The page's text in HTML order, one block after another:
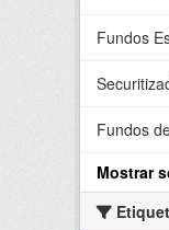
Fundos
Fundos
Mostrar